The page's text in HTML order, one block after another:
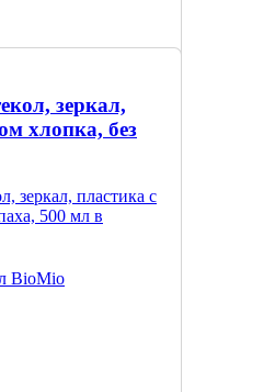
зеркал,
хлопка, без
BioMio